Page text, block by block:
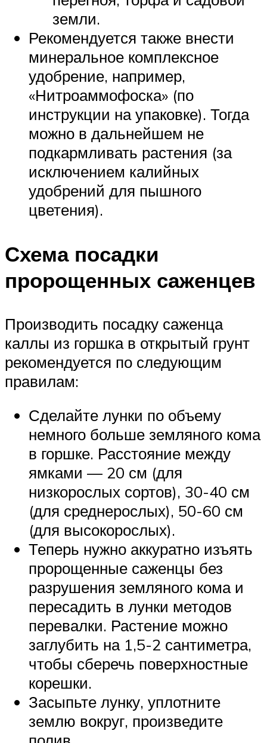
земли.
Рекомендуется также внести
минеральное комплексное
удобрение, например,
«Нитроаммофоска» (по
инструкции на упаковке). Тогда
можно в дальнейшем не
подкармливать растения (за
исключением калийных
удобрений для пышного
цветения).
Схема посадки
пророщенных саженцев
Производить посадку саженца
каллы из горшка в открытый грунт
рекомендуется по следующим
правилам:
Сделайте лунки по объему
немного больше земляного кома
в горшке. Расстояние между
ямками — 20 см (для
низкорослых сортов), 30-40 см
(для среднерослых), 50-60 см
(для высокорослых).
Теперь нужно аккуратно изъять
пророщенные саженцы без
разрушения земляного кома и
пересадить в лунки методов
перевалки. Растение можно
заглубить на 1,5-2 сантиметра,
чтобы сберечь поверхностные
корешки.
Засыпьте лунку, уплотните
землю вокруг, произведите